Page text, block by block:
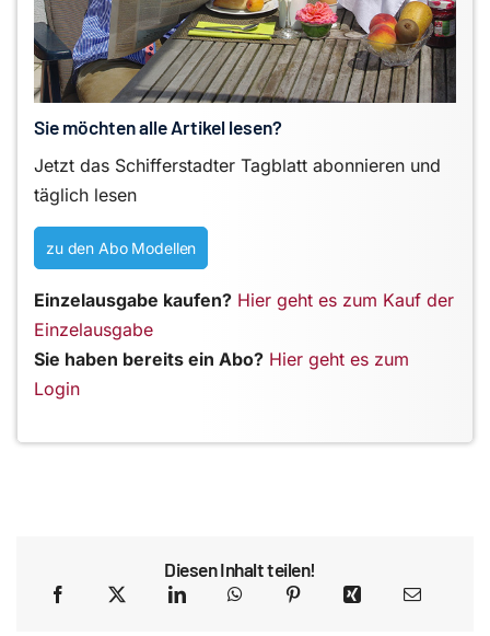
Sie möchten alle Artikel lesen?
Jetzt das Schifferstadter Tagblatt abonnieren und
täglich lesen
zu den Abo Modellen
Einzelausgabe kaufen? Hier geht es zum Kauf der
Einzelausgabe
Sie haben bereits ein Abo? Hier geht es zum
Login
Diesen Inhalt teilen!